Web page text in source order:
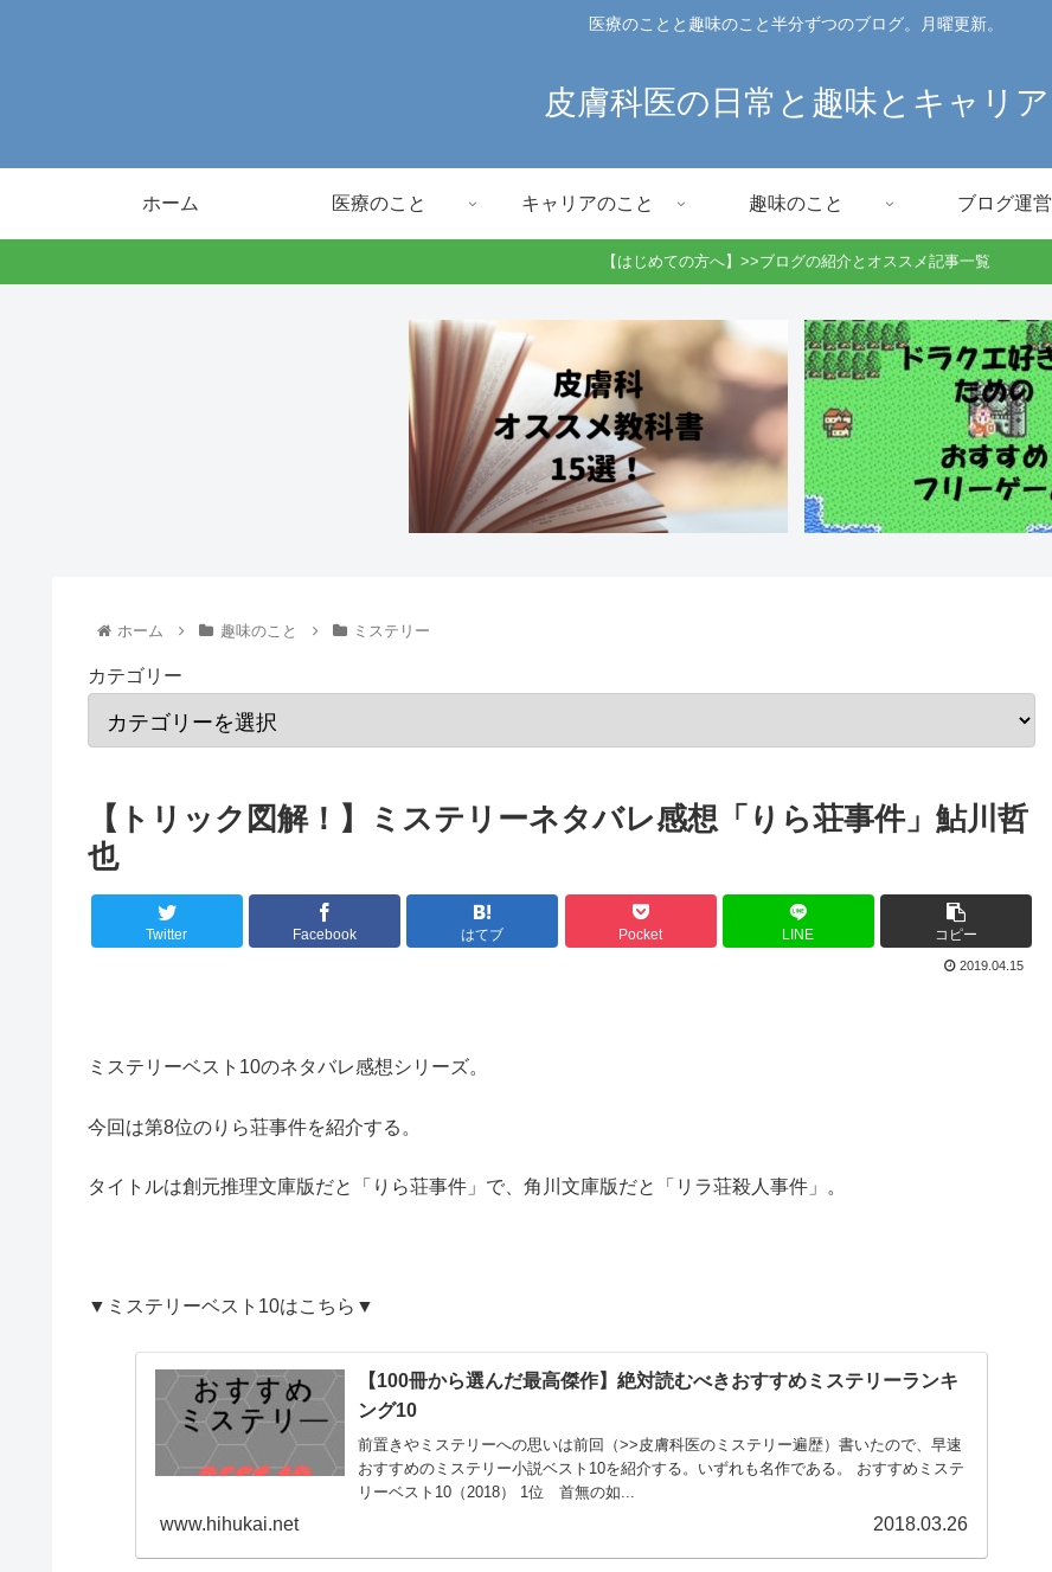
医療のことと趣味のこと半分ずつのブログ。月曜更新。
皮膚科医の日常と趣味とキャリア
ホーム 医療のこと キャリアのこと 趣味のこと ブログ運営
【はじめての方へ】>>ブログの紹介とオススメ記事一覧
ホーム 趣味のこと ミステリー
カテゴリー
【トリック図解！】ミステリーネタバレ感想「りら荘事件」鮎川哲
也
Twitter Facebook はてブ Pocket LINE コピー
2019.04.15
ミステリーベスト10のネタバレ感想シリーズ。
今回は第8位のりら荘事件を紹介する。
タイトルは創元推理文庫版だと「りら荘事件」で、角川文庫版だと「リラ荘殺人事件」。
▼ミステリーベスト10はこちら▼
【100冊から選んだ最高傑作】絶対読むべきおすすめミステリーランキ
ング10
前置きやミステリーへの思いは前回（>>皮膚科医のミステリー遍歴）書いたので、早速
おすすめのミステリー小説ベスト10を紹介する。いずれも名作である。 おすすめミステ
リーベスト10（2018） 1位 首無の如...
www.hihukai.net 2018.03.26